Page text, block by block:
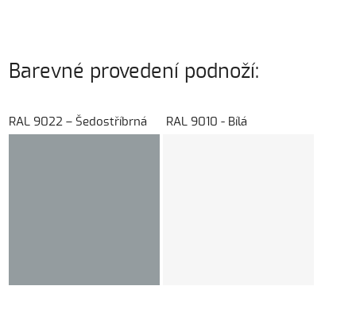
Barevné provedení podnoží:
RAL 9022 – Šedostříbrná RAL 9010 - Bílá